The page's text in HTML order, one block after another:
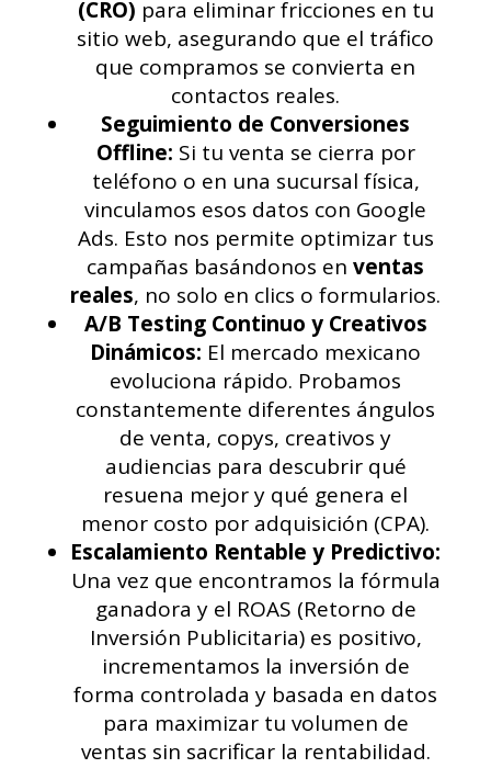
(CRO) para eliminar fricciones en tu
sitio web, asegurando que el tráfico
que compramos se convierta en
contactos reales.
Seguimiento de Conversiones
Offline: Si tu venta se cierra por
teléfono o en una sucursal física,
vinculamos esos datos con Google
Ads. Esto nos permite optimizar tus
campañas basándonos enventas
reales, no solo en clics o formularios.
A/B Testing Continuo y Creativos
Dinámicos: El mercado mexicano
evoluciona rápido. Probamos
constantemente diferentes ángulos
de venta, copys, creativos y
audiencias para descubrir qué
resuena mejor y qué genera el
menor costo por adquisición (CPA).
Escalamiento Rentable y Predictivo:
Una vez que encontramos la fórmula
ganadora y el ROAS (Retorno de
Inversión Publicitaria) es positivo,
incrementamos la inversión de
forma controlada y basada en datos
para maximizar tu volumen de
ventas sin sacrificar la rentabilidad.